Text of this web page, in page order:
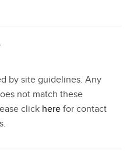
by site guidelines. Any
not match these
click here for contact